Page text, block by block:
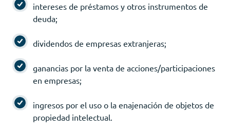
intereses de préstamos y otros instrumentos de
deuda;
dividendos de empresas extranjeras;
ganancias por la venta de acciones/participaciones
en empresas;
ingresos por el uso o la enajenación de objetos de
propiedad intelectual.